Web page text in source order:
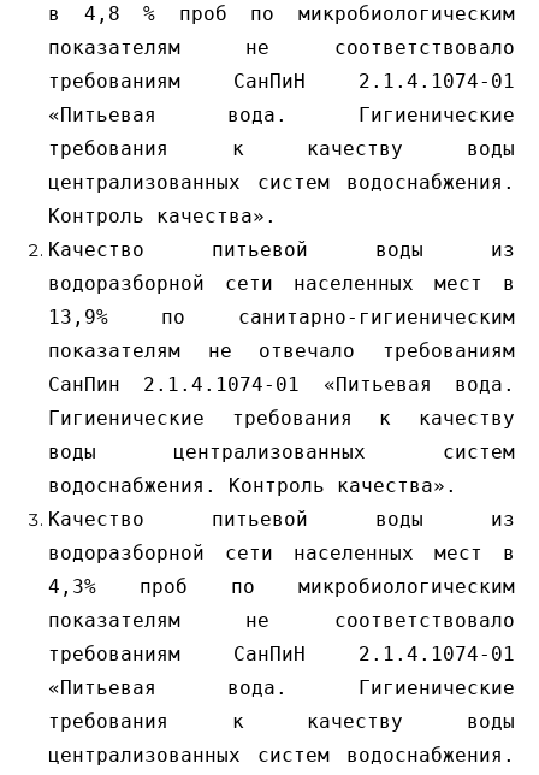
в 4,8 % проб по микробиологическим
показателям не соответствовало
требованиям СанПиН 2.1.4.1074-01
«Питьевая вода. Гигиенические
требования к качеству воды
централизованных систем водоснабжения.
Контроль качества».
Качество питьевой воды из
водоразборной сети населенных мест в
13,9% по санитарно-гигиеническим
показателям не отвечало требованиям
СанПин 2.1.4.1074-01 «Питьевая вода.
Гигиенические требования к качеству
воды централизованных систем
водоснабжения. Контроль качества».
Качество питьевой воды из
водоразборной сети населенных мест в
4,3% проб по микробиологическим
показателям не соответствовало
требованиям СанПиН 2.1.4.1074-01
«Питьевая вода. Гигиенические
требования к качеству воды
централизованных систем водоснабжения.